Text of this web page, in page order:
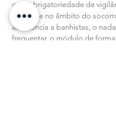
com obrigatoriedade de
sentido e no âmbito do
assistência a banhistas, o
frequentar, o módulo de